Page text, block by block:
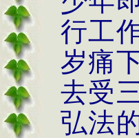
行工
岁痛
去受
弘法